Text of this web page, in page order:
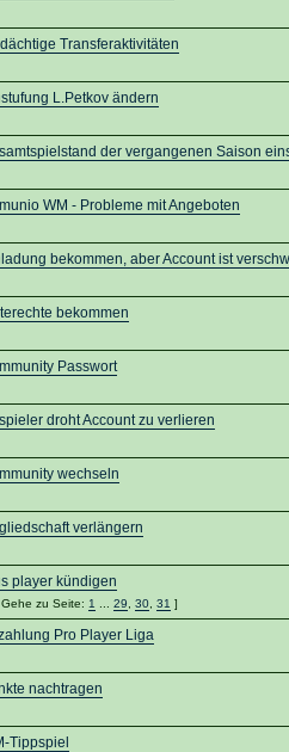
Transferaktivitäten
L.Petkov ändern
der vergangenen Saison
WM - Probleme mit Angeboten
bekommen, aber Account ist
bekommen
Passwort
droht Account zu verlieren
wechseln
verlängern
player kündigen
Gehe zu Seite: 1 29 30, 31 ]
Pro Player Liga
nachtragen
Tippspiel